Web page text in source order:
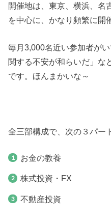
開催地は、東京、横浜、名
を中心に、かなり頻繁に開
毎月3,000名近い参加者が
関する不安が和らいだ」な
です。ほんまかいな～
全三部構成で、次の３パー
お金の教養
株式投資・FX
不動産投資